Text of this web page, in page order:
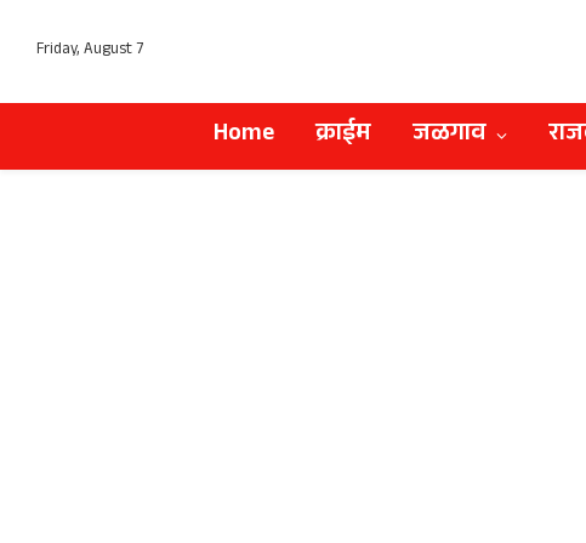
Friday, August 7
Home क्राईम जळगाव